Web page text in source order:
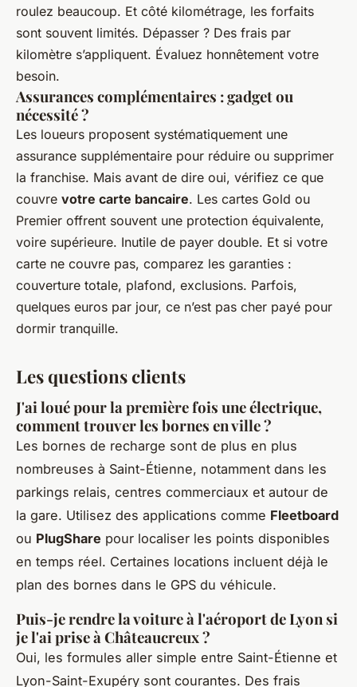
roulez beaucoup. Et côté kilométrage, les forfaits
sont souvent limités. Dépasser ? Des frais par
kilomètre s’appliquent. Évaluez honnêtement votre
besoin.
Assurances complémentaires : gadget ou
nécessité ?
Les loueurs proposent systématiquement une
assurance supplémentaire pour réduire ou supprimer
la franchise. Mais avant de dire oui, vérifiez ce que
couvre votre carte bancaire. Les cartes Gold ou
Premier offrent souvent une protection équivalente,
voire supérieure. Inutile de payer double. Et si votre
carte ne couvre pas, comparez les garanties :
couverture totale, plafond, exclusions. Parfois,
quelques euros par jour, ce n’est pas cher payé pour
dormir tranquille.
Les questions clients
J'ai loué pour la première fois une électrique,
comment trouver les bornes en ville ?
Les bornes de recharge sont de plus en plus
nombreuses à Saint-Étienne, notamment dans les
parkings relais, centres commerciaux et autour de
la gare. Utilisez des applications comme Fleetboard
ou PlugShare pour localiser les points disponibles
en temps réel. Certaines locations incluent déjà le
plan des bornes dans le GPS du véhicule.
Puis-je rendre la voiture à l'aéroport de Lyon si
je l'ai prise à Châteaucreux ?
Oui, les formules aller simple entre Saint-Étienne et
Lyon-Saint-Exupéry sont courantes. Des frais